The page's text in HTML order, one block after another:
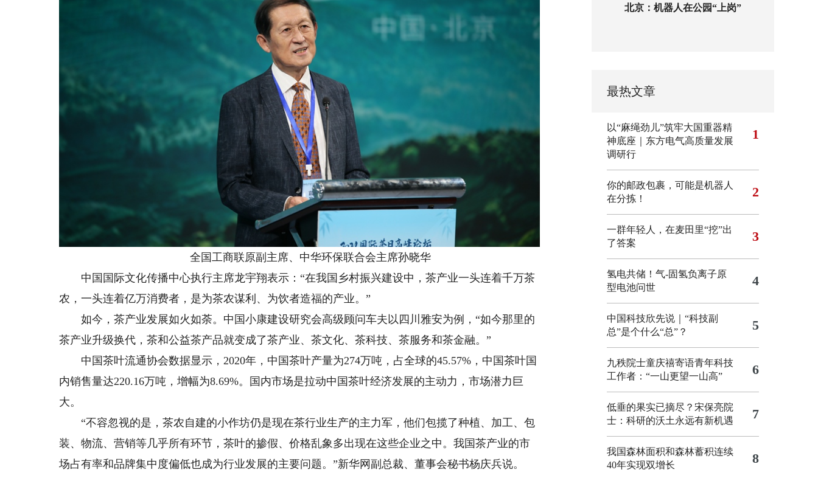
全国工商联原副主席、中华环保联合会主席孙晓华
中国国际文化传播中心执行主席龙宇翔表示：“在我国乡村振兴建设中，茶产业一头连着千万茶
农，一头连着亿万消费者，是为茶农谋利、为饮者造福的产业。”
如今，茶产业发展如火如荼。中国小康建设研究会高级顾问车夫以四川雅安为例，“如今那里的
茶产业升级换代，茶和公益茶产品就变成了茶产业、茶文化、茶科技、茶服务和茶金融。”
中国茶叶流通协会数据显示，2020年，中国茶叶产量为274万吨，占全球的45.57%，中国茶叶国
内销售量达220.16万吨，增幅为8.69%。国内市场是拉动中国茶叶经济发展的主动力，市场潜力巨
大。
“不容忽视的是，茶农自建的小作坊仍是现在茶行业生产的主力军，他们包揽了种植、加工、包
装、物流、营销等几乎所有环节，茶叶的掺假、价格乱象多出现在这些企业之中。我国茶产业的市
场占有率和品牌集中度偏低也成为行业发展的主要问题。”新华网副总裁、董事会秘书杨庆兵说。
北京：机器人在公园“上岗”
最热文章
以“麻绳劲儿”筑牢大国重器精
神底座｜东方电气高质量发展
调研行
1
你的邮政包裹，可能是机器人
在分拣！
2
一群年轻人，在麦田里“挖”出
了答案
3
氢电共储！气-固氢负离子原
型电池问世
4
中国科技欣先说｜“科技副
总”是个什么“总”？
5
九秩院士童庆禧寄语青年科技
工作者：“一山更望一山高”
6
低垂的果实已摘尽？宋保亮院
士：科研的沃土永远有新机遇
7
我国森林面积和森林蓄积连续
40年实现双增长
8